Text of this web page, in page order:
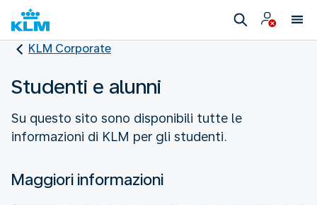
KLM Corporate
Studenti e alunni
Su questo sito sono disponibili tutte le
informazioni di KLM per gli studenti.
Maggiori informazioni